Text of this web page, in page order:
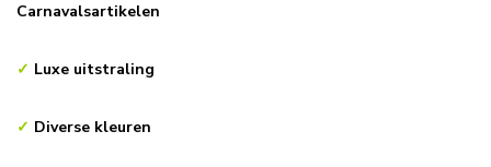
Carnavalsartikelen
✓ Luxe uitstraling
✓ Diverse kleuren